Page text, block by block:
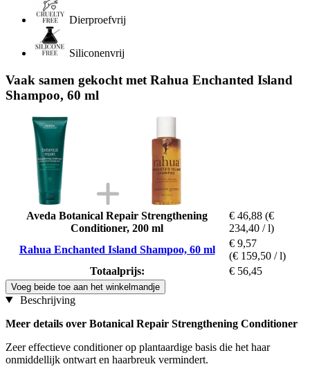
Dierproefvrij
Siliconenvrij
Vaak samen gekocht met Rahua Enchanted Island
Shampoo, 60 ml
Aveda Botanical Repair Strengthening
Conditioner, 200 ml
€ 46,88 (€
234,40 / l)
Rahua Enchanted Island Shampoo, 60 ml
€ 9,57
(€ 159,50 / l)
Totaalprijs:
€ 56,45
Voeg beide toe aan het winkelmandje
Beschrijving
Meer details over Botanical Repair Strengthening Conditioner
Zeer effectieve conditioner op plantaardige basis die het haar
onmiddellijk ontwart en haarbreuk vermindert.